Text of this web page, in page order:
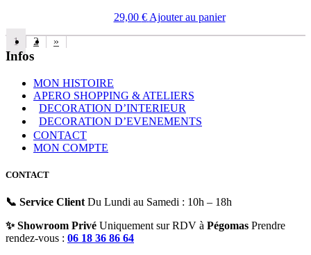
29,00 € Ajouter au panier
1 2 »
Infos
MON HISTOIRE
APERO SHOPPING & ATELIERS
DECORATION D’INTERIEUR
DECORATION D’EVENEMENTS
CONTACT
MON COMPTE
CONTACT
📞 Service Client Du Lundi au Samedi : 10h – 18h
✨ Showroom Privé Uniquement sur RDV à Pégomas Prendre
rendez-vous : 06 18 36 86 64